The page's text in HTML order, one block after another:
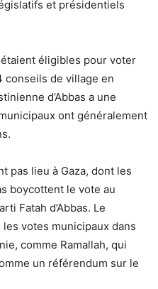
et présidentiels
éligibles pour voter
conseils de village en
d’Abbas a une
ont généralement
pas lieu à Gaza, dont les
boycottent le vote au
Fatah d’Abbas. Le
votes municipaux dans
comme Ramallah, qui
un référendum sur le